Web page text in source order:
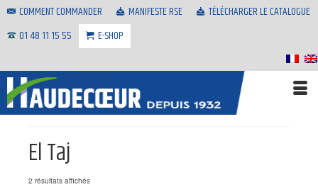
COMMENT COMMANDER MANIFESTE RSE
TÉLÉCHARGER LE CATALOGUE
01 48 11 15 55
E-SHOP
El Taj
2 résultats affichés